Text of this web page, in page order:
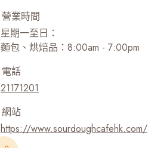
營業時間
星期一至日：
麵包、烘焙品：8:00am - 7:00pm
電話
21171201
網站
https://www.sourdoughcafehk.com/